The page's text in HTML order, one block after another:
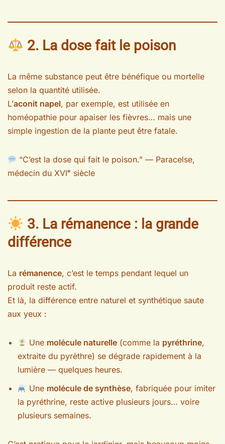
2. La dose fait le poison
La même substance peut être bénéfique ou mortelle
selon la quantité utilisée.
L’aconit napel, par exemple, est utilisée en
homéopathie pour apaiser les fièvres… mais une
simple ingestion de la plante peut être fatale.
“C’est la dose qui fait le poison.” — Paracelse,
médecin du XVIᵉ siècle
3. La rémanence : la grande
différence
La rémanence, c’est le temps pendant lequel un
produit reste actif.
Et là, la différence entre naturel et synthétique saute
aux yeux :
Une molécule naturelle (comme la pyréthrine,
extraite du pyrèthre) se dégrade rapidement à la
lumière — quelques heures.
Une molécule de synthèse, fabriquée pour imiter
la pyréthrine, reste active plusieurs jours… voire
plusieurs semaines.